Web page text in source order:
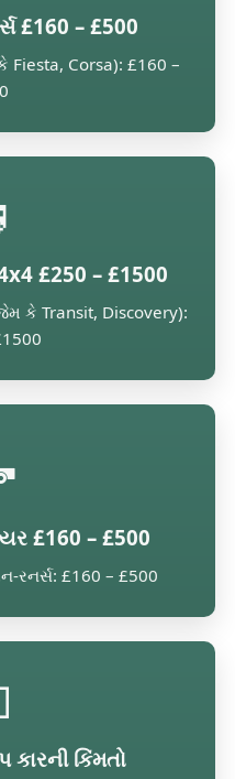
£160 – £500
Fiesta, Corsa): £160 –
£250 – £1500
કે Transit, Discovery):
£160 – £500
રનર્સ: £160 – £500
કિંમતો